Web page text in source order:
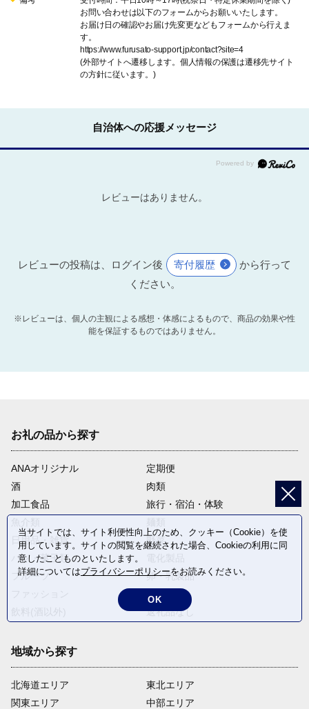
お問い合わせは以下のフォームからお願いいたします。
お届け日の確認やお届け先変更などもフォームから行えま
す。
https://www.furusato-support.jp/contact?site=4
(外部サイトへ遷移します。個人情報の保護は遷移先サイト
の方針に従います。)
自治体への応援メッセージ
レビューはありません。
レビューの投稿は、ログイン後 寄付履歴
から行って
ください。
※レビューは、個人の主観による感想・体感によるもので、商品の効果や性
能を保証するものではありません。
お礼の品から探す
ANAオリジナル
定期便
酒
肉類
加工食品
旅行・宿泊・体験
日用品・雑貨
野菜
パン・菓子類
フルーツ
卵・乳製品
米・穀物
返礼品なし
地域から探す
北海道エリア
関東エリア
東北エリア
中部エリア
当サイトでは、サイト利便性向上のため、クッキー（Cookie）を使
用しています。サイトの閲覧を継続された場合、Cookieの利用に同
意したことものといたします。
詳細についてはプライバシーポリシーをお読みください。
OK